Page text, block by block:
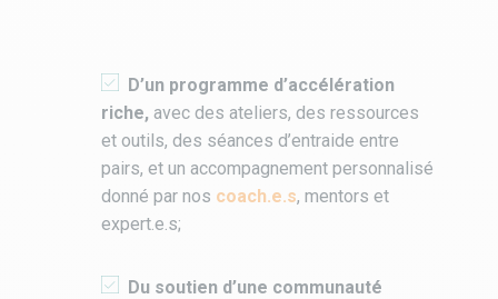
D’un programme d’accélération
riche, avec des ateliers, des ressources
et outils, des séances d’entraide entre
pairs, et un accompagnement personnalisé
donné par nos coach.e.s, mentors et
expert.e.s;
Du soutien d’une communauté